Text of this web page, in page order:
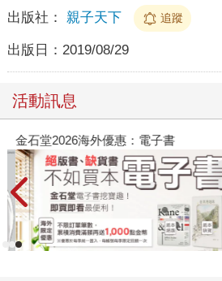
出版社： 親子天下 追蹤
出版日： 2019/08/29
活動訊息
金石堂2026海外優惠：電子書